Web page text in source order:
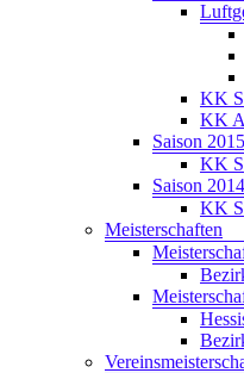
KK
KK
Saison
KK
Saison
KK
Meisterschaften